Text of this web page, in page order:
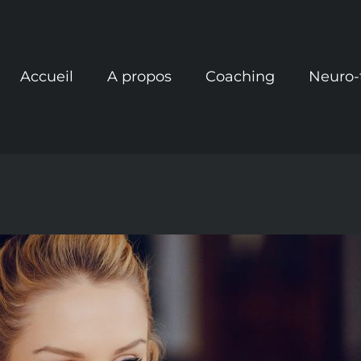
Accueil A propos Coaching